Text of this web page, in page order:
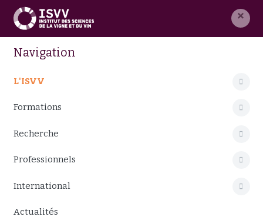
×
Navigation
L'ISVV
Formations
Recherche
Professionnels
International
Actualités